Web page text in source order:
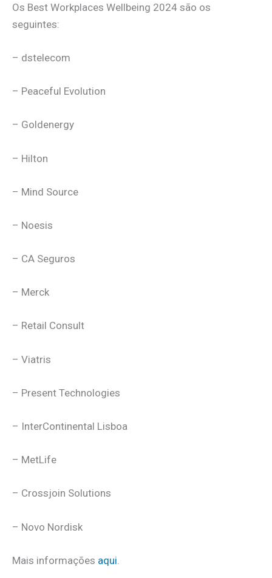
Os Best Workplaces Wellbeing 2024 são os
seguintes:
– dstelecom
– Peaceful Evolution
– Goldenergy
– Hilton
– Mind Source
– Noesis
– CA Seguros
– Merck
– Retail Consult
– Viatris
– Present Technologies
– InterContinental Lisboa
– MetLife
– Crossjoin Solutions
– Novo Nordisk
Mais informações aqui